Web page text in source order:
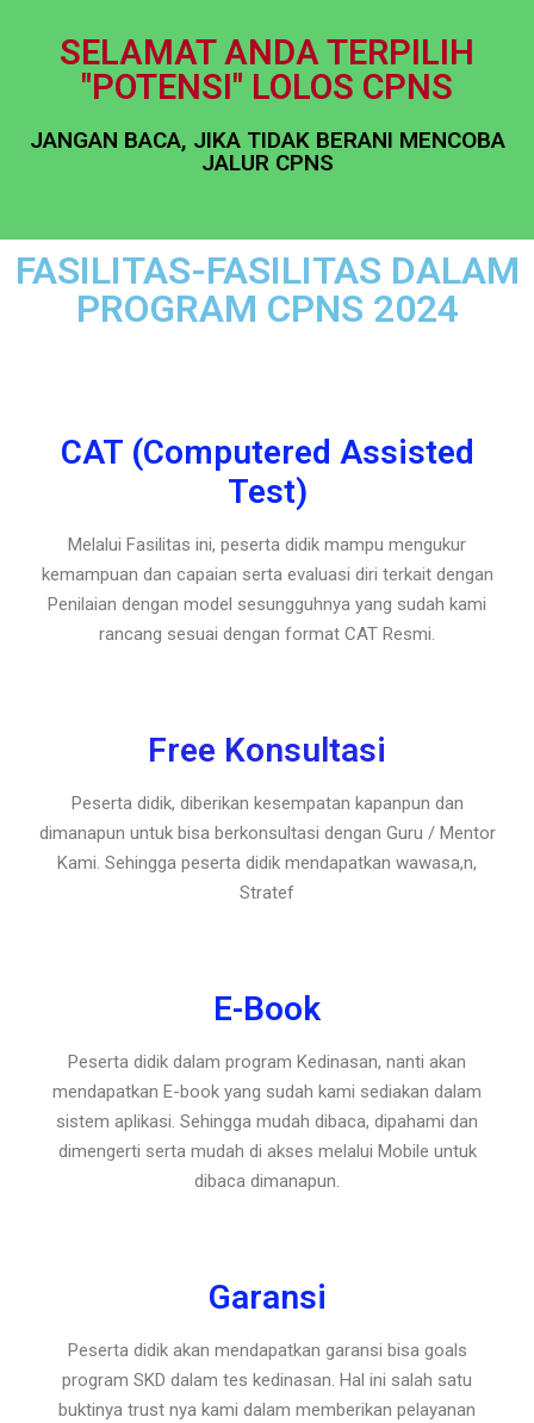
SELAMAT ANDA TERPILIH
"POTENSI" LOLOS CPNS
JANGAN BACA, JIKA TIDAK BERANI MENCOBA
JALUR CPNS
FASILITAS-FASILITAS DALAM
PROGRAM CPNS 2024
CAT (Computered Assisted
Test)
Melalui Fasilitas ini, peserta didik mampu mengukur
kemampuan dan capaian serta evaluasi diri terkait dengan
Penilaian dengan model sesungguhnya yang sudah kami
rancang sesuai dengan format CAT Resmi.
Free Konsultasi
Peserta didik, diberikan kesempatan kapanpun dan
dimanapun untuk bisa berkonsultasi dengan Guru / Mentor
Kami. Sehingga peserta didik mendapatkan wawasa,n,
Stratef
E-Book
Peserta didik dalam program Kedinasan, nanti akan
mendapatkan E-book yang sudah kami sediakan dalam
sistem aplikasi. Sehingga mudah dibaca, dipahami dan
dimengerti serta mudah di akses melalui Mobile untuk
dibaca dimanapun.
Garansi
Peserta didik akan mendapatkan garansi bisa goals
program SKD dalam tes kedinasan. Hal ini salah satu
buktinya trust nya kami dalam memberikan pelayanan